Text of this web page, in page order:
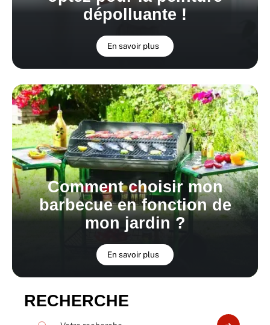
dépolluante !
En savoir plus
Comment choisir mon
barbecue en fonction de
mon jardin ?
En savoir plus
RECHERCHE